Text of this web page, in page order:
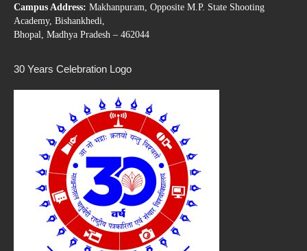
Campus Address: Makhanpuram, Opposite M.P. State Shooting
Academy, Bishankhedi,
Bhopal, Madhya Pradesh – 462044
30 Years Celebration Logo